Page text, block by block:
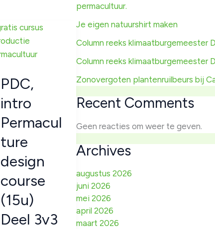
PDC,
intro
Permacul
ture
design
course
(15u)
Deel 3v3
permacultuur.
Je eigen natuurshirt maken
Column reeks klimaatburgemeester
Column reeks klimaatburgemeester
Zonovergoten plantenruilbeurs bij
Recent Comments
Geen reacties om weer te geven.
Archives
augustus 2026
juni 2026
mei 2026
april 2026
maart 2026